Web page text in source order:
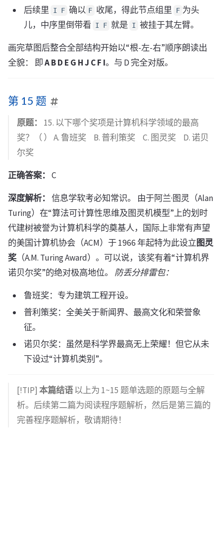
后续里 I F 确以 F 收尾，得此节点组里 F 为头
儿，中序里倒带看 I F 就是 I 被挂于其左臂。
画完草图后整合全部结构开始以“根-左-右”顺序朗读出
全貌： 即A B D E G H J C F I。与 D 完全对版。
第 15 题
原题：
15. 以下哪个奖项是计算机科学领域的最高
奖？（ ） A. 鲁班奖 B. 普利策奖 C. 图灵奖 D. 诺贝
尔奖
正确答案： C
深度解析： 信息学软考必知常识。 由于阿兰·图灵（Alan
Turing）在“算法可计算性思维及图灵机模型”上的划时
代建树被誉为计算机科学的奠基人，国际上非常有声望
的美国计算机协会（ACM）于 1966 年起特为此设立图灵
奖 （A.M. Turing Award）。可以说，该奖有着“计算机界
诺贝尔奖”的绝对极高地位。 防丢分排雷包：
鲁班奖：专为建筑工程开设。
普利策奖：全美关于新闻界、最高文化和荣誉象
征。
诺贝尔奖：虽然是科学界最高无上荣耀！但它从未
下设过“计算机类别”。
[!TIP] 本篇结语以上为 1~15 题单选题的原题与全解
析。后续第二篇为阅读程序题解析，然后是第三篇的
完善程序题解析，敬请期待！